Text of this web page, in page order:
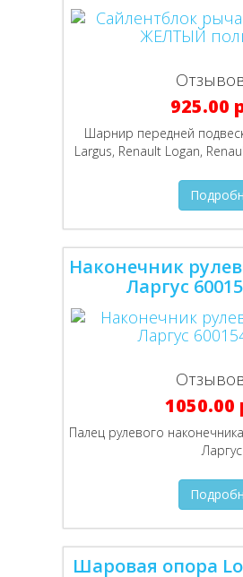
925.00
Шарнир передней
Largus, Renault Logan,
Наконечник
Ларгус
1050.00
Палец рулевого
Ларгус
Шаровая опора